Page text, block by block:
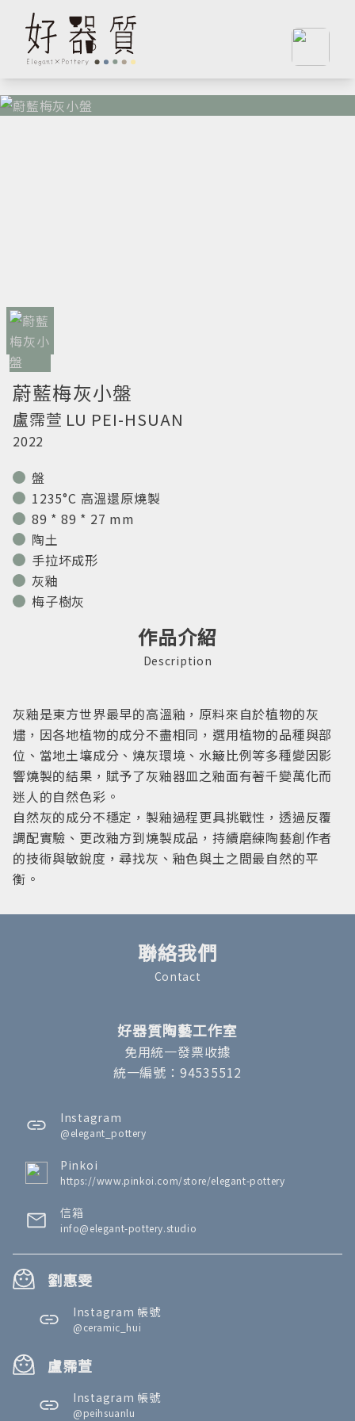
蔚藍梅灰小盤
盧霈萱 LU PEI-HSUAN
2022
盤
1235°C 高溫還原燒製
89 * 89 * 27 mm
陶土
手拉坏成形
灰釉
梅子樹灰
作品介紹
Description
灰釉是東方世界最早的高溫釉，原料來自於植物的灰
燼，因各地植物的成分不盡相同，選用植物的品種與部
位、當地土壤成分、燒灰環境、水簸比例等多種變因影
響燒製的結果，賦予了灰釉器皿之釉面有著千變萬化而
迷人的自然色彩。
自然灰的成分不穩定，製釉過程更具挑戰性，透過反覆
調配實驗、更改釉方到燒製成品，持續磨練陶藝創作者
的技術與敏銳度，尋找灰、釉色與土之間最自然的平
衡。
聯絡我們
Contact
好器質陶藝工作室
免用統一發票收據
統一編號：94535512
Instagram
@elegant_pottery
Pinkoi
https://www.pinkoi.com/store/elegant-pottery
信箱
info@elegant-pottery.studio
劉惠雯
Instagram 帳號
@ceramic_hui
盧霈萱
Instagram 帳號
@peihsuanlu